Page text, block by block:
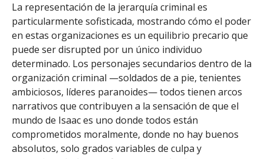
La representación de la jerarquía criminal es
particularmente sofisticada, mostrando cómo el poder
en estas organizaciones es un equilibrio precario que
puede ser disrupted por un único individuo
determinado. Los personajes secundarios dentro de la
organización criminal —soldados de a pie, tenientes
ambiciosos, líderes paranoides— todos tienen arcos
narrativos que contribuyen a la sensación de que el
mundo de Isaac es uno donde todos están
comprometidos moralmente, donde no hay buenos
absolutos, solo grados variables de culpa y